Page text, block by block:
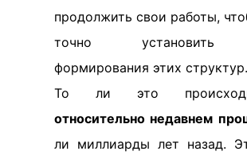
продолжить свои работы,
точно установить
формирования этих структур.
То ли это
относительно недавнем
ли миллиарды лет назад.